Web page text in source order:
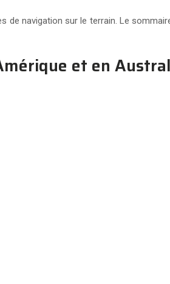
navigation sur le terrain. Le
et en